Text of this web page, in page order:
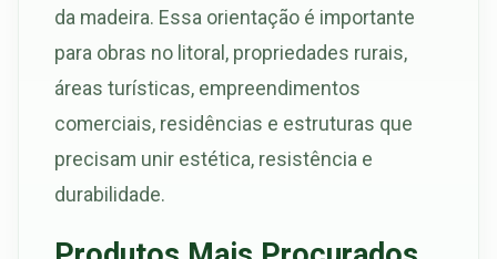
da madeira. Essa orientação é importante
para obras no litoral, propriedades rurais,
áreas turísticas, empreendimentos
comerciais, residências e estruturas que
precisam unir estética, resistência e
durabilidade.